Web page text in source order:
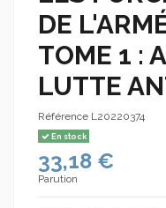
DE
TOME 1 :
LUTTE
Référence L20220374
En stock
33,18 €
Parution